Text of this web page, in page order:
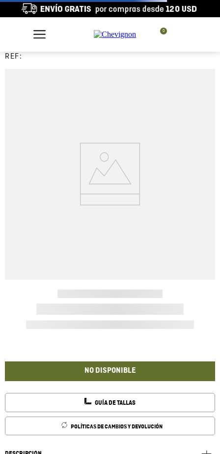
0
REF:
NO DISPONIBLE
GUÍA DE TALLAS
POLÍTICAS DE CAMBIOS Y DEVOLUCIÓN